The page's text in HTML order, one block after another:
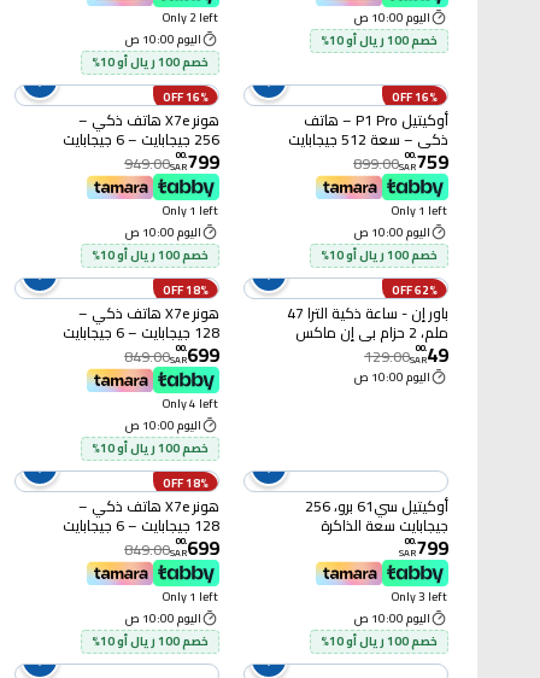
اليوم 10:00 ص
خصم 100 ريال أو 10%
Only 2 left
اليوم 10:00 ص
خصم 100 ريال أو 10%
16% OFF
أوكيتيل P1 Pro – هاتف
ذكي – سعة 512 جيجابايت
أزرق
759
.
00
SAR
899.00
Only 1 left
اليوم 10:00 ص
خصم 100 ريال أو 10%
16% OFF
هونر X7e هاتف ذكي –
256 جيجابايت – 6 جيجابايت
رام – 4G – برتقالي
799
.
00
SAR
949.00
Only 1 left
اليوم 10:00 ص
خصم 100 ريال أو 10%
62% OFF
باور إن - ساعة ذكية الترا 47
ملم، 2 حزام بي إن ماكس
49
.
00
SAR
129.00
اليوم 10:00 ص
18% OFF
هونر X7e هاتف ذكي –
128 جيجابايت – 6 جيجابايت
رام – 4G – أسود
699
.
00
SAR
849.00
Only 4 left
اليوم 10:00 ص
خصم 100 ريال أو 10%
أوكيتيل سي61 برو، 256
جيجابايت سعة الذاكرة
سعة الرام، أسود
799
.
00
SAR
Only 3 left
اليوم 10:00 ص
خصم 100 ريال أو 10%
18% OFF
هونر X7e هاتف ذكي –
128 جيجابايت – 6 جيجابايت
رام – 4G – برتقالي
699
.
00
SAR
849.00
Only 1 left
اليوم 10:00 ص
خصم 100 ريال أو 10%